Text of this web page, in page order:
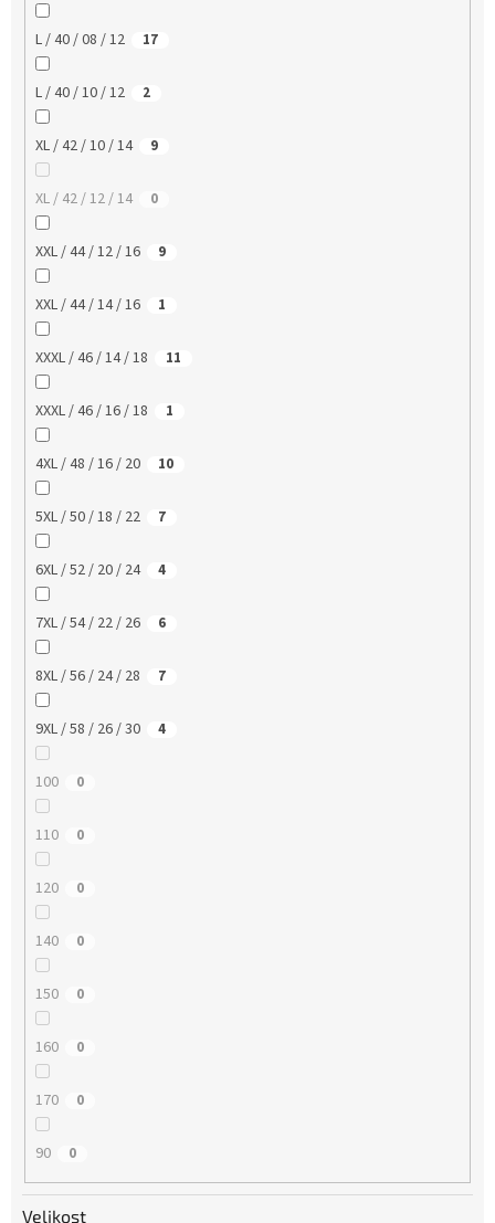
L / 40 / 08 / 12 17
L / 40 / 10 / 12 2
XL / 42 / 10 / 14 9
XL / 42 / 12 / 14 0
XXL / 44 / 12 / 16 9
XXL / 44 / 14 / 16 1
XXXL / 46 / 14 / 18 11
XXXL / 46 / 16 / 18 1
4XL / 48 / 16 / 20 10
5XL / 50 / 18 / 22 7
6XL / 52 / 20 / 24 4
7XL / 54 / 22 / 26 6
8XL / 56 / 24 / 28 7
9XL / 58 / 26 / 30 4
100 0
110 0
120 0
140 0
150 0
160 0
170 0
90 0
Velikost